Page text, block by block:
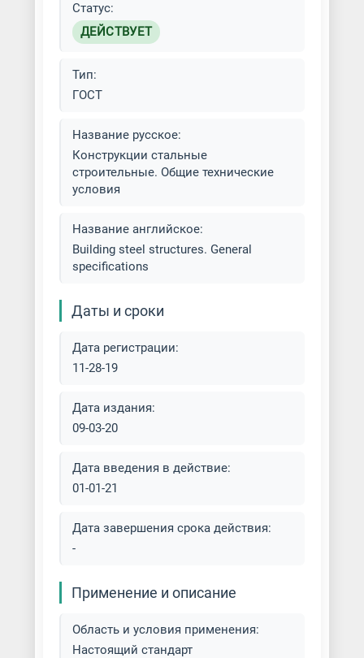
Сварка металлоконструкций
Строительство
Фермы металлические
Статус:
ДЕЙСТВУЕТ
Тип:
ГОСТ
Название русское:
Конструкции стальные
строительные. Общие технические
условия
Название английское:
Building steel structures. General
specifications
Даты и сроки
Дата регистрации:
11-28-19
Дата издания:
09-03-20
Дата введения в действие:
01-01-21
Дата завершения срока действия:
-
Применение и описание
Область и условия применения:
Настоящий стандарт